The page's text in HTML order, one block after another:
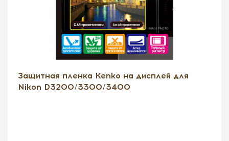
Защитная пленка Kenko на дисплей для
Nikon D3200/3300/3400